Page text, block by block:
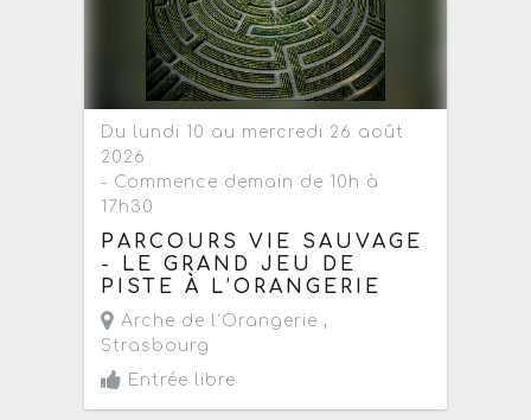
Du lundi 10 au mercredi 26 août
2026
- Commence demain de 10h à
17h30
PARCOURS VIE SAUVAGE
- LE GRAND JEU DE
PISTE À L’ORANGERIE
Arche de l'Orangerie ,
Strasbourg
Entrée libre